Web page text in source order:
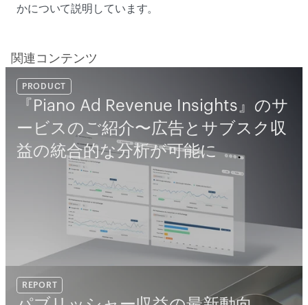
かについて説明しています。
関連コンテンツ
PRODUCT
『Piano Ad Revenue Insights』のサ
ービスのご紹介〜広告とサブスク収
益の統合的な分析が可能に
REPORT